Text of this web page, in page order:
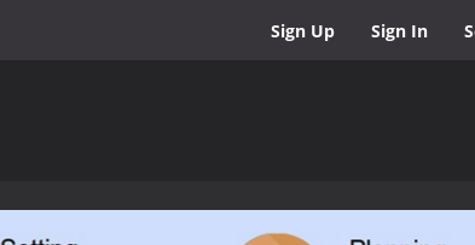
Sign Up Sign In